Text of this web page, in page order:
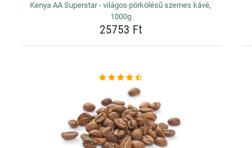
Kenya AA Superstar - világos pörkölésű szemes kávé,
1000g
25753 Ft